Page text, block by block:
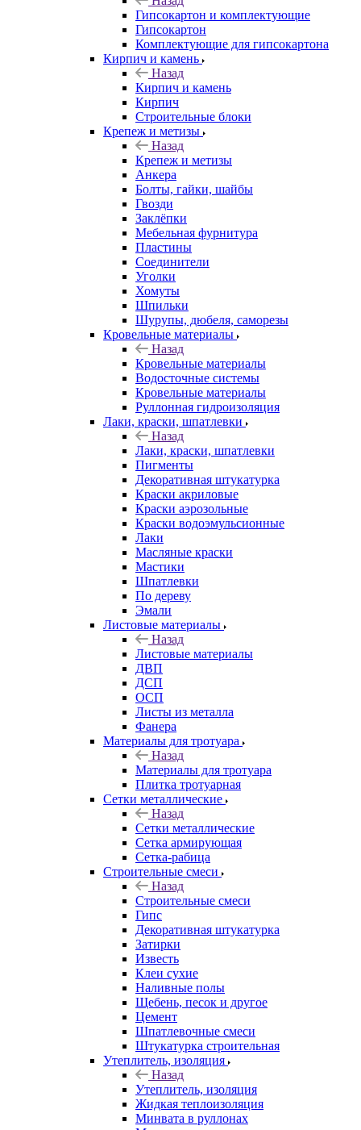
Гипсокартон и комплектующие
Гипсокартон
Комплектующие для гипсокартона
Кирпич и камень
Назад
Кирпич и камень
Кирпич
Строительные блоки
Крепеж и метизы
Назад
Крепеж и метизы
Анкера
Болты, гайки, шайбы
Гвозди
Заклёпки
Мебельная фурнитура
Пластины
Соединители
Уголки
Хомуты
Шпильки
Шурупы, дюбеля, саморезы
Кровельные материалы
Назад
Кровельные материалы
Водосточные системы
Кровельные материалы
Руллонная гидроизоляция
Лаки, краски, шпатлевки
Назад
Лаки, краски, шпатлевки
Пигменты
Декоративная штукатурка
Краски акриловые
Краски аэрозольные
Краски водоэмульсионные
Лаки
Масляные краски
Мастики
Шпатлевки
По дереву
Эмали
Листовые материалы
Назад
Листовые материалы
ДВП
ДСП
ОСП
Листы из металла
Фанера
Материалы для тротуара
Назад
Материалы для тротуара
Плитка тротуарная
Сетки металлические
Назад
Сетки металлические
Сетка армирующая
Сетка-рабица
Строительные смеси
Назад
Строительные смеси
Гипс
Декоративная штукатурка
Затирки
Известь
Клеи сухие
Наливные полы
Щебень, песок и другое
Цемент
Шпатлевочные смеси
Штукатурка строительная
Утеплитель, изоляция
Назад
Утеплитель, изоляция
Жидкая теплоизоляция
Минвата в руллонах